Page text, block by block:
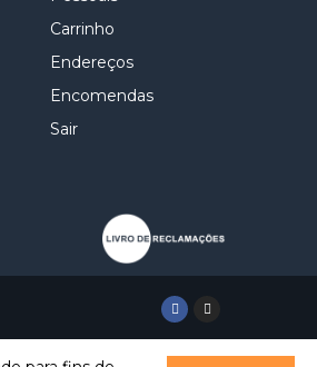
Carrinho
Endereços
Encomendas
Sair